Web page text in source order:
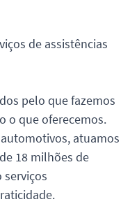
de assistências
pelo que fazemos
o que oferecemos.
atuamos
18 milhões de